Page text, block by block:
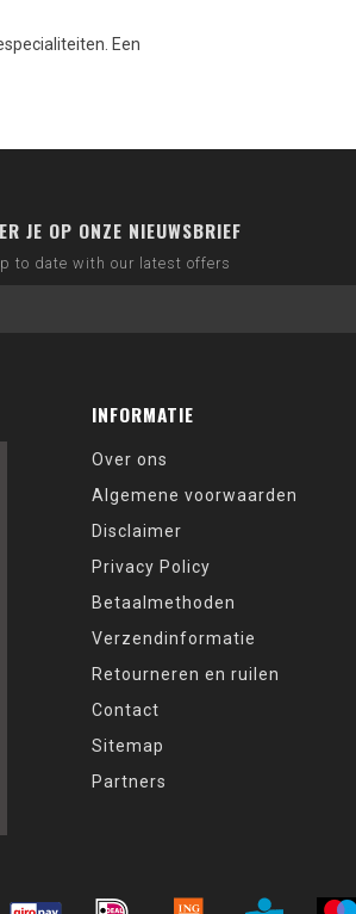
Een
JE OP ONZE NIEUWSBRIEF
to date with our latest offers
INFORMATIE
Over ons
Algemene voorwaarden
Disclaimer
Privacy Policy
Betaalmethoden
Verzendinformatie
Retourneren en ruilen
Contact
Sitemap
Partners